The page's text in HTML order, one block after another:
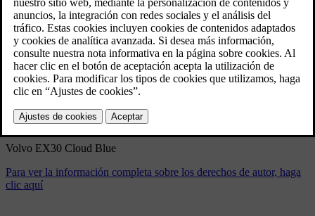
Volvo EX30 Cloud Blue
4/11/2024
Marcador
Compartir
Descargar
Volvo EX30 Cloud Blue
Para ver la información completa sobre los derechos de autor, haga
clic aquí